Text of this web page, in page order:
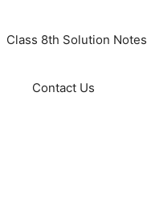
Class 8th Solution Notes
Contact Us